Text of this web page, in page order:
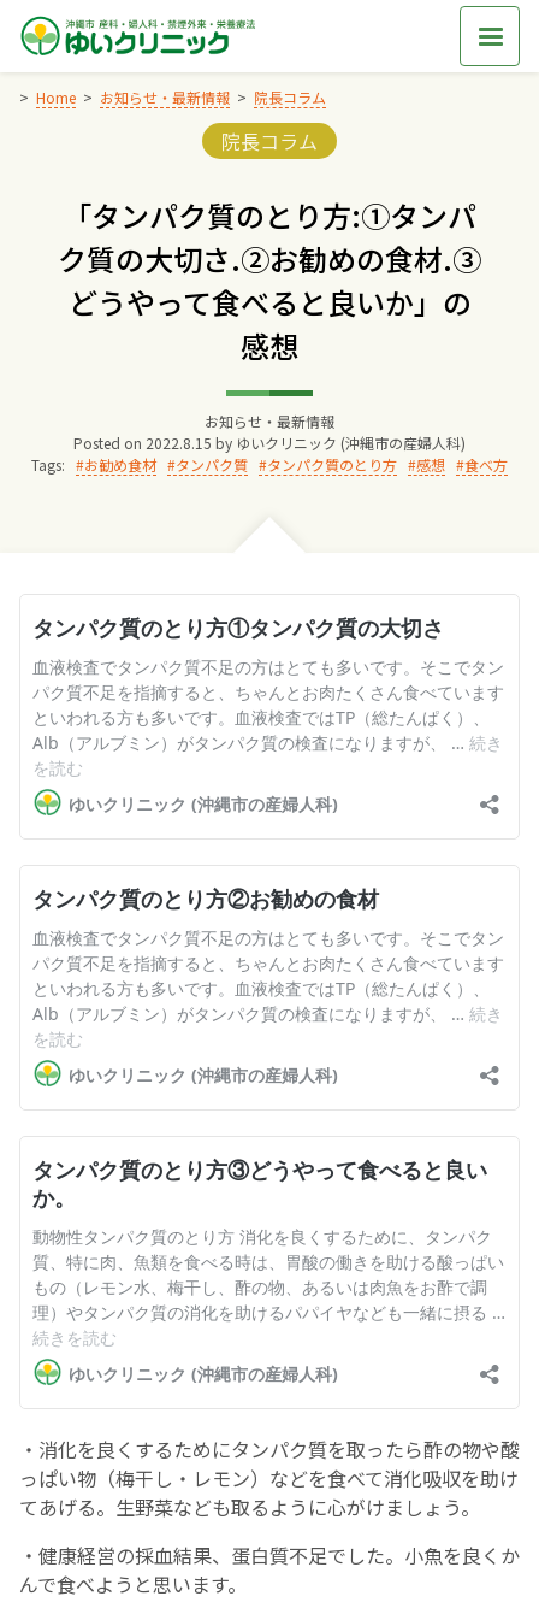
Skip
content
Home お知らせ・最新情報 院長コラム
Categories:
院長コラム
「タンパク質のとり方:①タンパ
ク質の大切さ.②お勧めの食材.③
どうやって食べると良いか」の
感想
お知らせ・最新情報
Posted on 2022.8.15 by ゆいクリニック (沖縄市の産婦人科)
Tags:
お勧め食材 タンパク質 タンパク質のとり方 感想 食べ方
・消化を良くするためにタンパク質を取ったら酢の物や酸
っぱい物（梅干し・レモン）などを食べて消化吸収を助け
てあげる。生野菜なども取るように心がけましょう。
・健康経営の採血結果、蛋白質不足でした。小魚を良くか
んで食べようと思います。
交通アクセス
院長からのごあいさつ
診療料金
妊婦健診
お産について
親と子の結びつき支援
母乳育児
予防接種
その他の診療内容
‘さんルーム’ でさまざまな講座・クラス
遠方にお住まいで当院での出産を希望される方へ
医師プロフィール
English Page